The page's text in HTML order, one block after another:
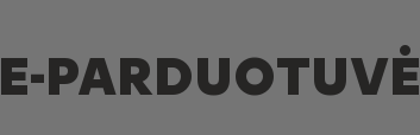
E-PARDUOTUVĖ